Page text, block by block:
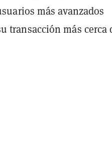
más avanzados
transacción más cerca